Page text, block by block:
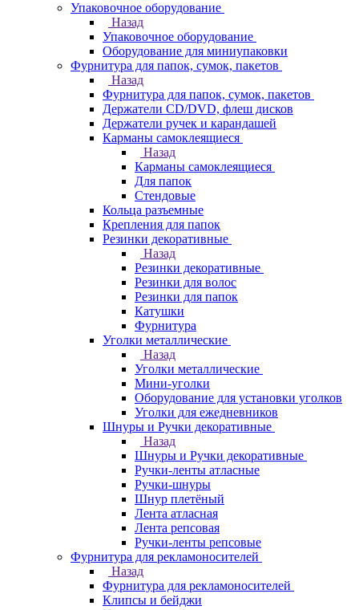
Упаковочное оборудование
Назад
Упаковочное оборудование
Оборудование для миниупаковки
Фурнитура для папок, сумок, пакетов
Назад
Фурнитура для папок, сумок, пакетов
Держатели CD/DVD, флеш дисков
Держатели ручек и карандашей
Карманы самоклеящиеся
Назад
Карманы самоклеящиеся
Для папок
Стендовые
Кольца разъемные
Крепления для папок
Резинки декоративные
Назад
Резинки декоративные
Резинки для волос
Резинки для папок
Катушки
Фурнитура
Уголки металлические
Назад
Уголки металлические
Мини-уголки
Оборудование для установки уголков
Уголки для ежедневников
Шнуры и Ручки декоративные
Назад
Шнуры и Ручки декоративные
Ручки-ленты атласные
Ручки-шнуры
Шнур плетёный
Лента атласная
Лента репсовая
Ручки-ленты репсовые
Фурнитура для рекламоносителей
Назад
Фурнитура для рекламоносителей
Клипсы и бeйджи